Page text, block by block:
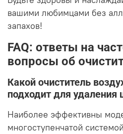
вашими любимцами без
запахов!
FAQ: ответы на
вопросы об
Какой очиститель
подходит для
Наиболее эффективны
многоступенчатой